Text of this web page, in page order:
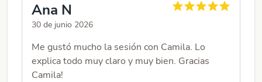
Ana N
30 de junio 2026
Me gustó mucho la sesión con Camila. Lo
explica todo muy claro y muy bien. Gracias
Camila!